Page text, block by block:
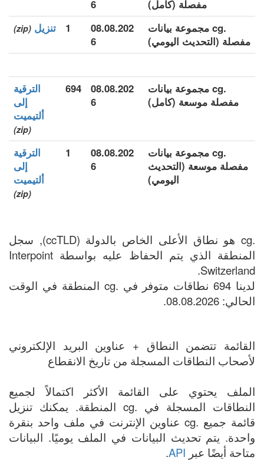
مفصلة (كامل)
6
.cg مجموعة بيانات
مفصلة (التحديث اليومي)
08.08.202
6
1 تنزيل (zip)
.cg مجموعة بيانات
مفصلة موسعة (كامل)
08.08.202
6
694
الترقية
إلى
ألتيميت
(zip)
.cg مجموعة بيانات
مفصلة موسعة (التحديث
اليومي)
08.08.202
6
1
الترقية
إلى
ألتيميت
(zip)
.cg هو نطاق الأعلى الخاص بالدولة (ccTLD), سجل
المنطقة الذي يتم الحفاظ عليه بواسطة Interpoint
Switzerland.
لدينا 694 نطاقات متوفر في .cg المنطقة في الوقت
الحالي: 08.08.2026.
القائمة تتضمن النطاق + عناوين البريد الإلكتروني
لأصحاب النطاقات المسجلة من تاريخ الانقطاع
الملف يحتوي على القائمة الأكثر اكتمالاً لجميع
النطاقات المسجلة في .cg المنطقة. يمكنك تنزيل
قائمة جميع .cg عناوين الإنترنت في ملف واحد بنقرة
واحدة. يتم تحديث البيانات في الملف يوميًا. البيانات
متاحة أيضًا عبر API
.